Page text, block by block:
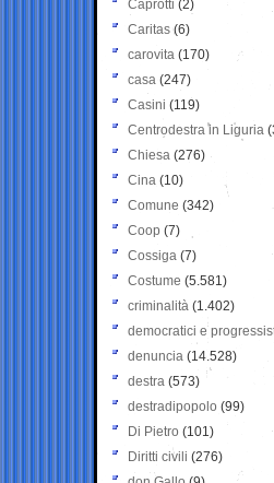
Caprotti (2)
Caritas (6)
carovita (170)
casa (247)
Casini (119)
Centrodestra in Liguria
Chiesa (276)
Cina (10)
Comune (342)
Coop (7)
Cossiga (7)
Costume (5.581)
criminalità (1.402)
democratici e
denuncia (14.528)
destra (573)
destradipopolo (99)
Di Pietro (101)
Diritti civili (276)